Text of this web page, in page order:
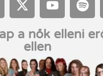
a nők elleni
ellen